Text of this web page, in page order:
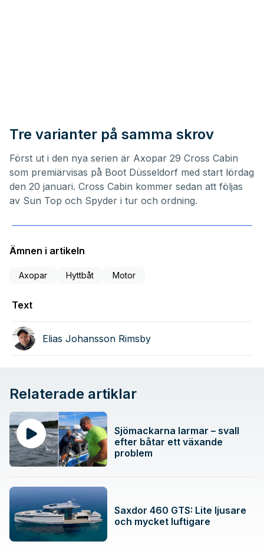
Tre varianter på samma skrov
Först ut i den nya serien är Axopar 29 Cross Cabin
som premiärvisas på Boot Düsseldorf med start lördag
den 20 januari. Cross Cabin kommer sedan att följas
av Sun Top och Spyder i tur och ordning.
Ämnen i artikeln
Axopar Hyttbåt Motor
Text
Elias Johansson Rimsby
Relaterade artiklar
Sjömackarna larmar – svall
efter båtar ett växande
problem
Saxdor 460 GTS: Lite ljusare
och mycket luftigare